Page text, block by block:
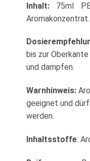
Inhalt:75ml
Aromakonzentrat.
bis zur
und dampfen.
Warnhinweis:
geeignet und
werden.
Inhaltsstoffe: